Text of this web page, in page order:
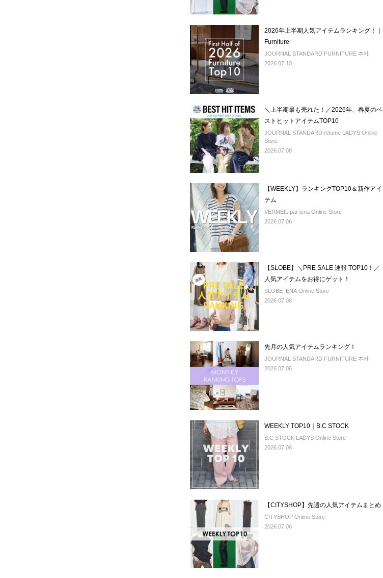
2026年上半期人気アイテムランキング！｜
Furniture
JOURNAL STANDARD FURNITURE 本社
2026.07.10
＼上半期最も売れた！／2026年、春夏のベ
ストヒットアイテムTOP10
JOURNAL STANDARD relume LADYS Online
Store
2026.07.08
【WEEKLY】ランキングTOP10＆新作アイ
テム
VERMEIL par iena Online Store
2026.07.06
【SLOBE】＼PRE SALE 速報 TOP10！／
人気アイテムをお得にゲット！
SLOBE IENA Online Store
2026.07.06
先月の人気アイテムランキング！
JOURNAL STANDARD FURNITURE 本社
2026.07.06
WEEKLY TOP10｜B.C STOCK
B.C STOCK LADYS Online Store
2026.07.06
【CITYSHOP】先週の人気アイテムまとめ
CITYSHOP Online Store
2026.07.06